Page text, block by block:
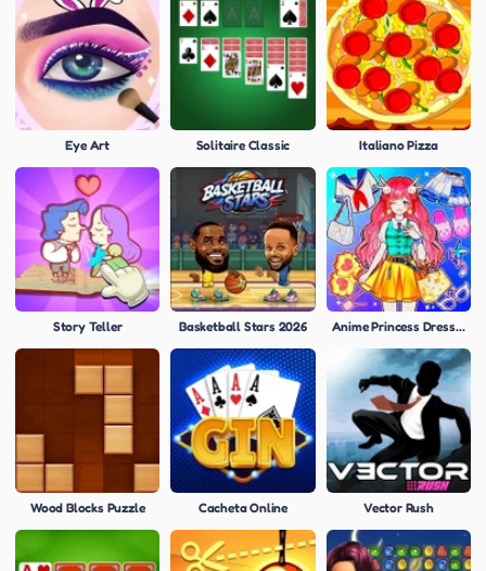
Eye Art Solitaire Classic Italiano Pizza
Story Teller Basketball Stars 2026 Anime Princess Dress Up
Wood Blocks Puzzle Cacheta Online Vector Rush